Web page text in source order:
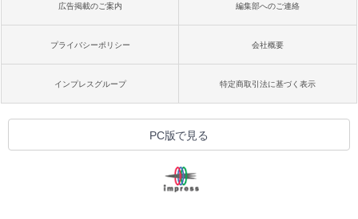
広告掲載のご案内 編集部へのご連絡
プライバシーポリシー 会社概要
インプレスグループ 特定商取引法に基づく表示
PC版で見る